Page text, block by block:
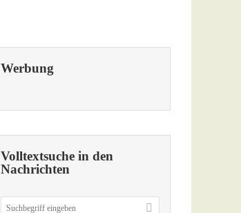
Werbung
Volltextsuche in den
Nachrichten